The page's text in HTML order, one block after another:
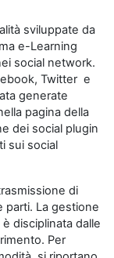
sviluppate da
e-Learning
social network.
Twitter e
generate
pagina della
dei social plugin
sui social
di
parti. La gestione
disciplinata dalle
Per